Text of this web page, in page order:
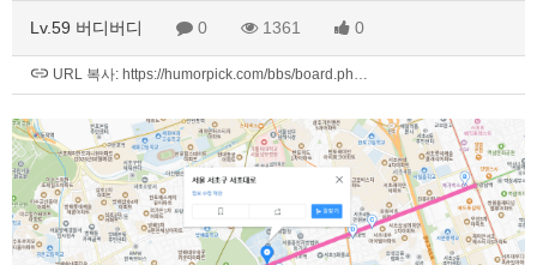
Lv.59 버디버디 0 1361 0
URL 복사: https://humorpick.com/bbs/board.ph…